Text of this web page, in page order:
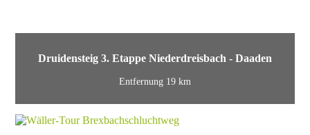
Druidensteig 3. Etappe Niederdreisbach - Daaden
Entfernung 19 km